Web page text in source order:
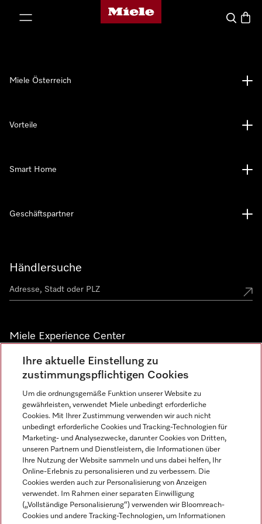
Miele-Homepage
Suche
Händlersuche
Miele Experience Center
Alle Miele Experience Center anzeigen
Newsletter
Miele Österreich
Vorteile
Smart Home
Geschäftspartner
Miele auf Instagram
Miele auf Facebook
Miele auf Youtube
Ihre aktuelle Einstellung zu
zustimmungspflichtigen Cookies
Um die ordnungsgemäße Funktion unserer Website zu
gewährleisten, verwendet Miele unbedingt erforderliche
Cookies. Mit Ihrer Zustimmung verwenden wir auch nicht
unbedingt erforderliche Cookies und Tracking-Technologien für
Marketing- und Analysezwecke, darunter Cookies von Dritten,
unseren Partnern und Dienstleistern, die Informationen über
Ihre Nutzung der Website sammeln und uns dabei helfen, Ihr
Online-Erlebnis zu personalisieren und zu verbessern. Die
Cookies werden auch zur Personalisierung von Anzeigen
verwendet. Im Rahmen einer separaten Einwilligung
(„Vollständige Personalisierung“) verwenden wir Bloomreach-
Cookies und andere Tracking-Technologien, um Informationen